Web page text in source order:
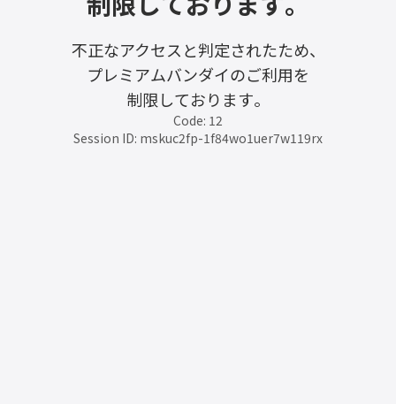
不正なアクセスと判定されたため、
プレミアムバンダイのご利用を
制限しております。
Code: 12
Session ID: mskuc2fp-1f84wo1uer7w119rx